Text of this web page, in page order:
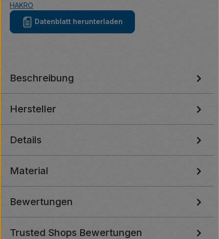
HAKRO
Datenblatt herunterladen
Beschreibung
Hersteller
Details
Material
Bewertungen
Trusted Shops Bewertungen